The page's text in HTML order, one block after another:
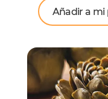
Añadir a mi